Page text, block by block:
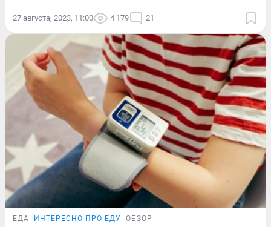
27 августа, 2023, 11:00 4 179 21
ЕДА ИНТЕРЕСНО ПРО ЕДУ ОБЗОР